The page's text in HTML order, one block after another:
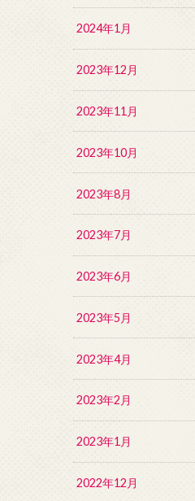
2024年1月
2023年12月
2023年11月
2023年10月
2023年8月
2023年7月
2023年6月
2023年5月
2023年4月
2023年2月
2023年1月
2022年12月